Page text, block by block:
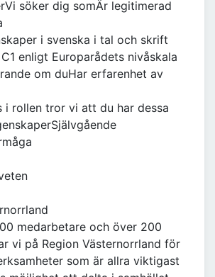
söker dig somÄr legitimerad
i svenska i tal och skrift
enligt Europarådets nivåskala
om duHar erfarenhet av
i rollen tror vi att du har dessa
medarbetare och över 200
vi på Region Västernorrland för
som är allra viktigast